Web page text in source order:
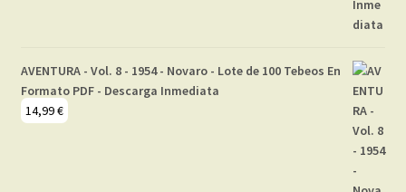
AVENTURA - Vol. 8 - 1954 - Novaro - Lote de 100 Tebeos En
Formato PDF - Descarga Inmediata
14,99€